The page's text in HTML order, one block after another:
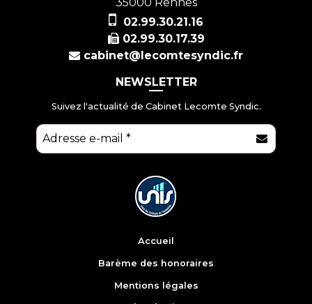
02.99.30.21.16
02.99.30.17.39
cabinet@lecomtesyndic.fr
NEWSLETTER
Suivez l'actualité de Cabinet Lecomte Syndic.
Accueil
Barème des honoraires
Mentions légales